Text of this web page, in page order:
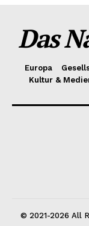
Das
Europa
Kultur &
© 2021-2026 All